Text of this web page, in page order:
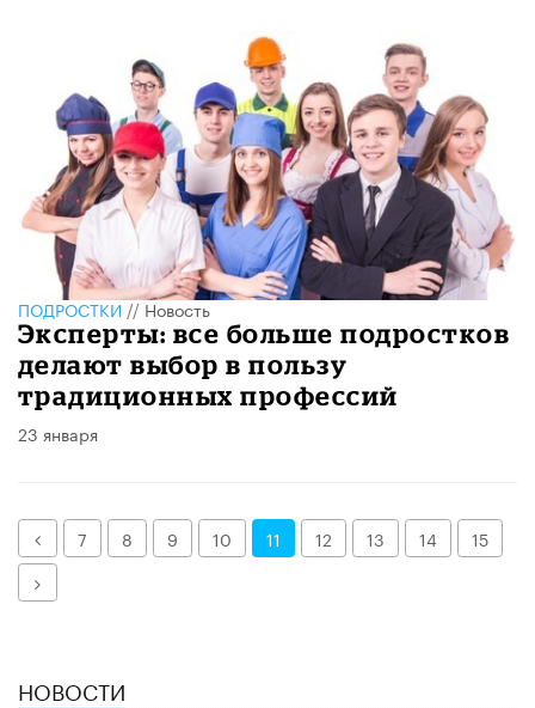
ПОДРОСТКИ//Новость
Эксперты: все больше подростков
делают выбор в пользу
традиционных профессий
23 января
Назад
7 8 9 10 11 12 13 14
15
Далее
НОВОСТИ